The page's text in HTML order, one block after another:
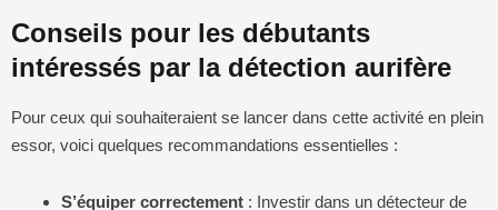
Conseils pour les débutants
intéressés par la détection aurifère
Pour ceux qui souhaiteraient se lancer dans cette activité en plein
essor, voici quelques recommandations essentielles :
S’équiper correctement : Investir dans un détecteur de